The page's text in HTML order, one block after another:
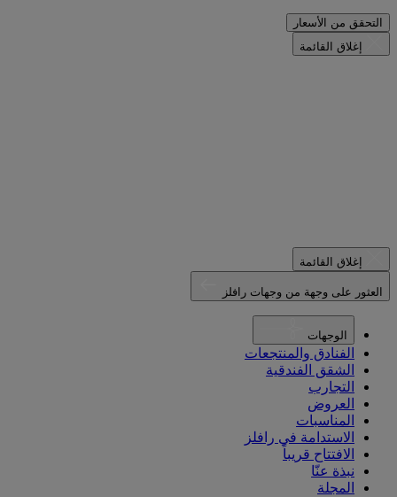
التحقق من الأسعار
إغلاق القائمة
إغلاق القائمة
العثور على وجهة من وجهات رافلز
الوجهات
الفنادق والمنتجعات
الشقق الفندقية
التجارب
العروض
المناسبات
الاستدامة في رافلز
الافتتاح قريباً
نبذة عنّا
المجلة